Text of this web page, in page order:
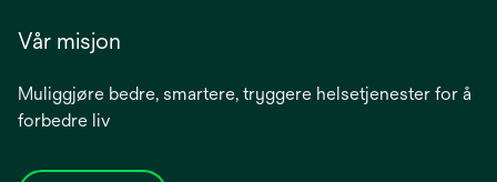
Vår misjon
Muliggjøre bedre, smartere, tryggere helsetjenester for å
forbedre liv